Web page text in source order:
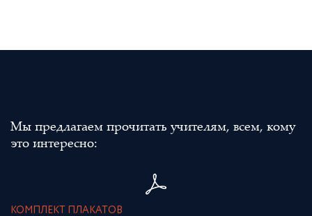
Мы предлагаем прочитать учителям, всем, кому
это интересно:
КОМПЛЕКТ ПЛАКАТОВ